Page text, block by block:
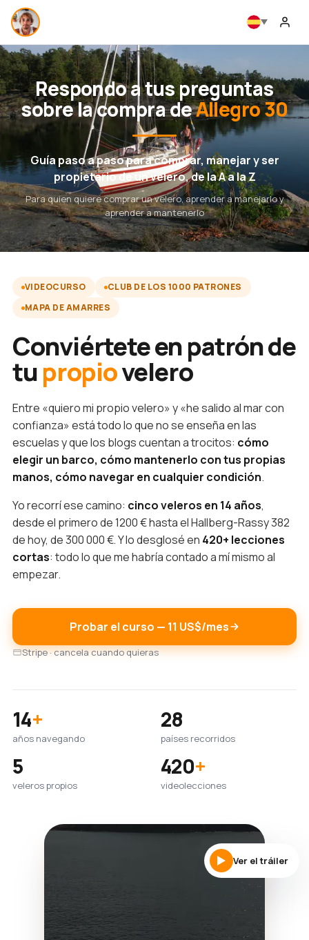
Respondo a tus preguntas
sobre la compra deAllegro 30
Guía paso a paso para comprar, manejar y ser
propietario de un velero, de la A a la Z
Para quien quiere comprar un velero, aprender a manejarlo y
aprender a mantenerlo
VIDEOCURSO
CLUB DE LOS 1000 PATRONES
MAPA DE AMARRES
Conviértete en patrón de
tupropiovelero
Entre «quiero mi propio velero» y «he salido al mar con
confianza» está todo lo que no se enseña en las
escuelas y que los blogs cuentan a trocitos: cómo
elegir un barco, cómo mantenerlo con tus propias
manos, cómo navegar en cualquier condición.
Yo recorrí ese camino: cinco veleros en 14 años,
desde el primero de 1200 € hasta el Hallberg-Rassy 382
de hoy, de 300 000 €. Y lo desglosé en 420+ lecciones
cortas: todo lo que me habría contado a mí mismo al
empezar.
Probar el curso — 11 US$/mes
Stripe · cancela cuando quieras
14+
años navegando
28
países recorridos
5
veleros propios
420+
videolecciones
Ver el tráiler